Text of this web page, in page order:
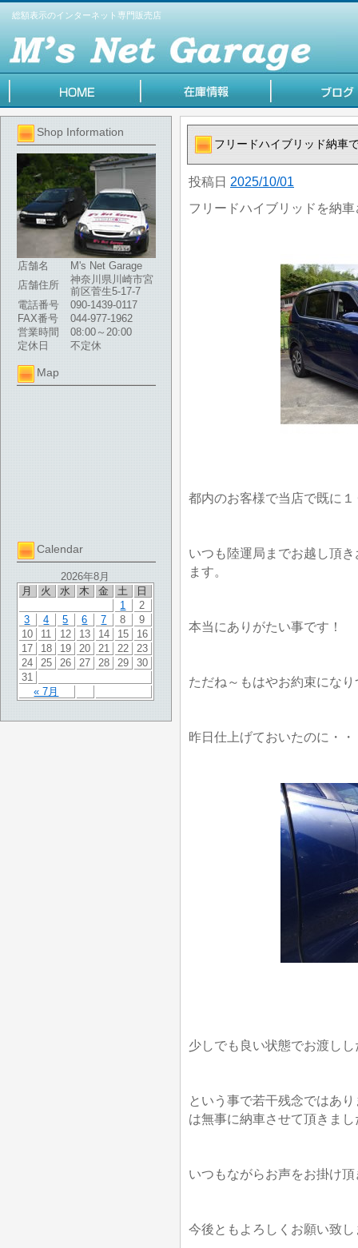
総額表示のインターネット専門販売店
Shop Information
店舗名
M's Net Garage
店舗住所
神奈川県川崎市宮
前区菅生5-17-7
電話番号
090-1439-0117
FAX番号
044-977-1962
営業時間
08:00～20:00
定休日
不定休
Map
Calendar
2026年8月
月
火 水 木 金 土 日
« 7月
1
2
3
4 5 6 7 8
9
10
11 12 13 14 15
16
17
18 19 20 21 22
23
24
25 26 27 28 29
30
31
フリードハイブリッド納車
投稿日 2025/10/01
フリードハイブリッドを納
都内のお客様で当店で既に
いつも陸運局までお越し頂
ます。
本当にありがたい事です！
ただね～もはやお約束にな
昨日仕上げておいたのに・
少しでも良い状態でお渡し
という事で若干残念ではあ
は無事に納車させて頂きまし
いつもながらお声をお掛け
今後ともよろしくお願い致